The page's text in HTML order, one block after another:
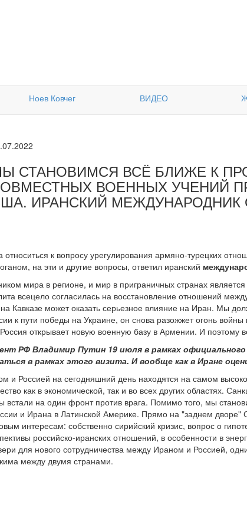
Ноев Ковчег ВИДЕО
СТАНОВИМСЯ ВСЁ БЛИЖЕ К
ВОЕННЫХ УЧЕНИЙ
ИРАНСКИЙ МЕЖДУНАРОДНИК
относиться к вопросу урегулирования армяно-турецких
на эти и другие вопросы, ответил иранский
мира в регионе, и мир в приграничных странах
всецело согласилась на восстановление отношений
Кавказе может оказать серьезное влияние на Иран. Мы
к пути победы на Украине, он снова разожжет огонь войны
открывает новую военную базу в Армении. И поэтому
РФ Владимир Путин 19 июля в рамках
в рамках этого визита. И вообще как в Иране
и Россией на сегодняшний день находятся на самом
как в экономической, так и во всех других областях.
встали на один фронт против врага. Помимо того, мы
и Ирана в Латинской Америке. Прямо на "заднем
интересам: собственно сирийский кризис, вопрос о
российско-иранских отношений, в особенности в
для нового сотрудничества между Ираном и Россией,
между двумя странами.